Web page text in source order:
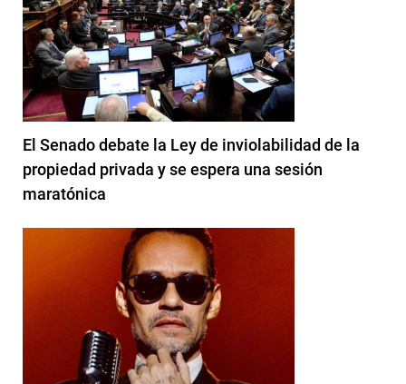
El Senado debate la Ley de inviolabilidad de la
propiedad privada y se espera una sesión
maratónica